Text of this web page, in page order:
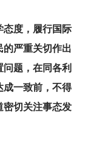
态度，履行国际
的严重关切作出
题，在同各利
成一致前，不得
密切关注事态发